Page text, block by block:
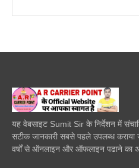
यह वेबसाइट Sumit Sir के निर्देशन में
सटीक जानकारी सबसे पहले उपलब्ध
वर्षों से ऑनलाइन और ऑफलाइन पढाने का